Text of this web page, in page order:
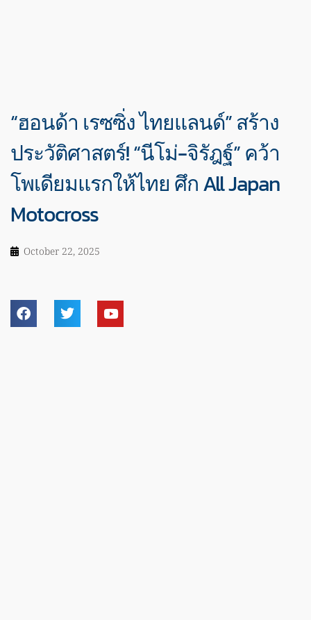
“ฮอนด้า เรซซิ่ง ไทยแลนด์” สร้าง
ประวัติศาสตร์! “นีโม่-จิรัฎฐ์” คว้า
โพเดียมแรกให้ไทย ศึก All Japan
Motocross
October 22, 2025